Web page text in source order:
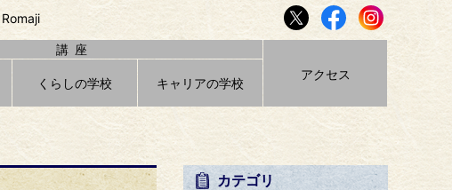
Romaji
講座
くらしの学校 キャリアの学校
アクセス
カテゴリ